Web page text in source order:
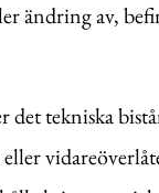
ändring av,
det tekniska